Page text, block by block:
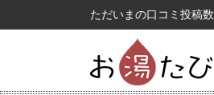
ただいまの口コミ投稿数